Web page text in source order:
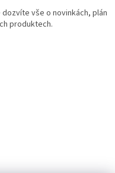
vše o novinkách, plán
produktech.